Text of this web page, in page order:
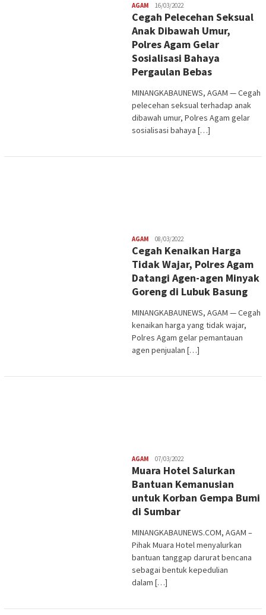
AGAM Redaksi
16/03/2022
Cegah Pelecehan Seksual
Anak Dibawah Umur,
Polres Agam Gelar
Sosialisasi Bahaya
Pergaulan Bebas
MINANGKABAUNEWS, AGAM — Cegah
pelecehan seksual terhadap anak
dibawah umur, Polres Agam gelar
sosialisasi bahaya […]
AGAM Redaksi
08/03/2022
Cegah Kenaikan Harga
Tidak Wajar, Polres Agam
Datangi Agen-agen Minyak
Goreng di Lubuk Basung
MINANGKABAUNEWS, AGAM — Cegah
kenaikan harga yang tidak wajar,
Polres Agam gelar pemantauan
agen penjualan […]
AGAM Redaksi
07/03/2022
Muara Hotel Salurkan
Bantuan Kemanusian
untuk Korban Gempa Bumi
di Sumbar
MINANGKABAUNEWS.COM, AGAM –
Pihak Muara Hotel menyalurkan
bantuan tanggap darurat bencana
sebagai bentuk kepedulian
dalam […]